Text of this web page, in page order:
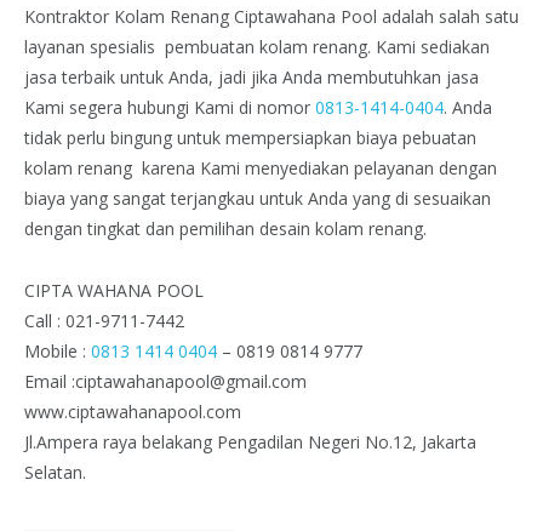
Kontraktor Kolam Renang Ciptawahana Pool adalah salah satu
layanan spesialis pembuatan kolam renang. Kami sediakan
jasa terbaik untuk Anda, jadi jika Anda membutuhkan jasa
Kami segera hubungi Kami di nomor 0813-1414-0404. Anda
tidak perlu bingung untuk mempersiapkan biaya pebuatan
kolam renang karena Kami menyediakan pelayanan dengan
biaya yang sangat terjangkau untuk Anda yang di sesuaikan
dengan tingkat dan pemilihan desain kolam renang.
CIPTA WAHANA POOL
Call : 021-9711-7442
Mobile : 0813 1414 0404 – 0819 0814 9777
Email :ciptawahanapool@gmail.com
www.ciptawahanapool.com
Jl.Ampera raya belakang Pengadilan Negeri No.12, Jakarta
Selatan.